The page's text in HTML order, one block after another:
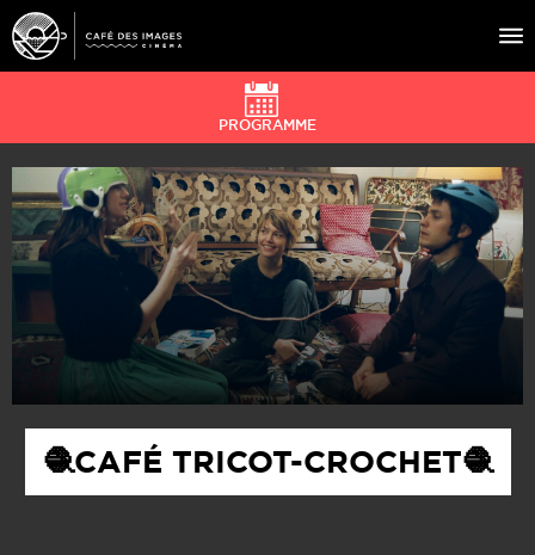
À L’AFFICHE
ÉVÉNEMENTS
CAFÉ DU CINÉ
PRATIQUE
ÉDUCATION AUX IMAGES
PROGRAMME
🧶CAFÉ TRICOT-CROCHET🧶